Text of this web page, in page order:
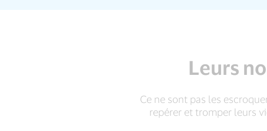
Leurs
Ce ne sont pas les
repérer et tromper leurs